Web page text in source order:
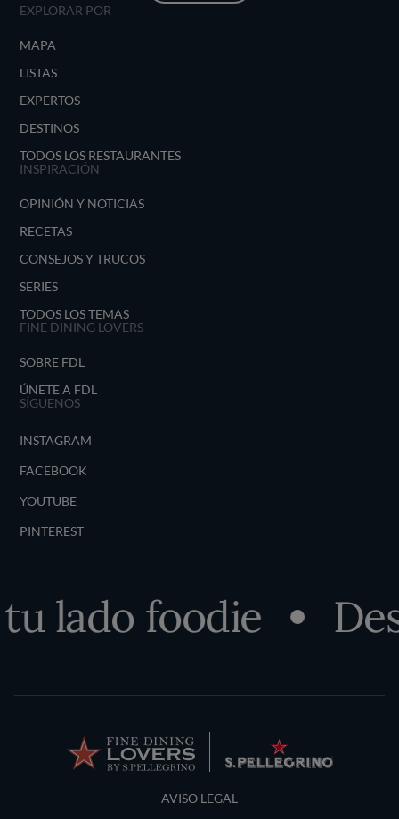
EXPLORAR POR
MAPA
LISTAS
EXPERTOS
DESTINOS
TODOS LOS RESTAURANTES
INSPIRACIÓN
OPINIÓN Y NOTICIAS
RECETAS
CONSEJOS Y TRUCOS
SERIES
TODOS LOS TEMAS
FINE DINING LOVERS
SOBRE FDL
ÚNETE A FDL
SÍGUENOS
INSTAGRAM
FACEBOOK
YOUTUBE
PINTEREST
foodie
Terms and Conditions
AVISO LEGAL